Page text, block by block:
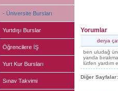
- Üniversite Bursları
Yurtdışı Burslar
Öğrencilere İŞ
Yurt Kur Bursları
Sınav Takvimi
Yorumlar
derya
ben uludağ
yarıda
lütfen yardım
Diğer Sayfalar: